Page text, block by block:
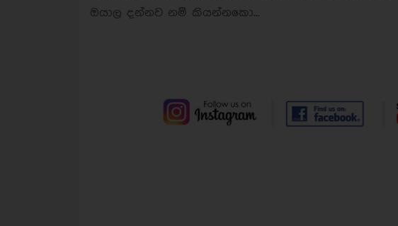
ඔයාල දන්නව නම් කියන්නකො...